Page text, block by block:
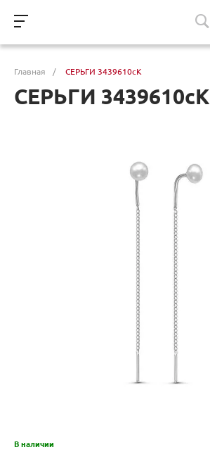
Главная / СЕРЬГИ 3439610сК
СЕРЬГИ 3439610сК
В наличии